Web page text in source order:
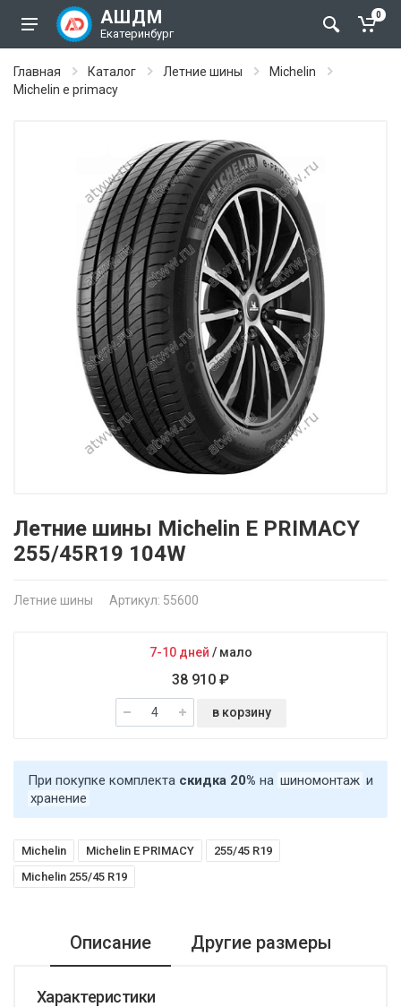
АШДМ
Екатеринбург
0
Главная Каталог Летние шины
Michelin
Michelin e primacy
Летние шины Michelin E PRIMACY
255/45R19 104W
Летние шины Артикул: 55600
7-10 дней / мало
38 910 ₽
в корзину
При покупке комплекта скидка 20% на шиномонтаж и
хранение
Michelin Michelin E PRIMACY
255/45 R19
Michelin 255/45 R19
Описание Другие размеры
Характеристики